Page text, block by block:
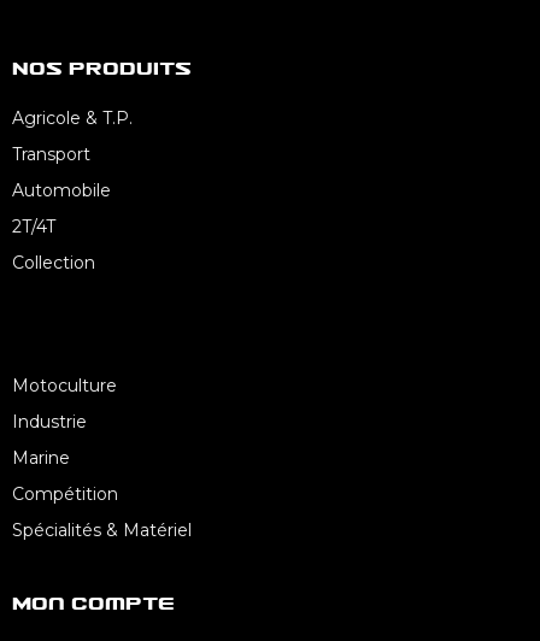
Nos Produits
Agricole & T.P.
Transport
Automobile
2T/4T
Collection
Motoculture
Industrie
Marine
Compétition
Spécialités & Matériel
Mon Compte